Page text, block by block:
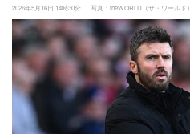
2026年5月16日 14時30分 写真：theWORLD（ザ・ワールド）